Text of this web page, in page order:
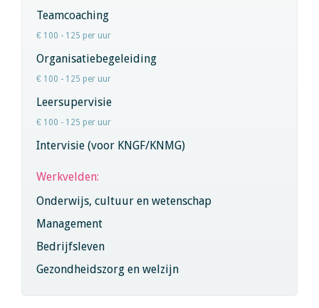
Teamcoaching
€ 100 - 125 per uur
Organisatiebegeleiding
€ 100 - 125 per uur
Leersupervisie
€ 100 - 125 per uur
Intervisie (voor KNGF/KNMG)
Werkvelden:
Onderwijs, cultuur en wetenschap
Management
Bedrijfsleven
Gezondheidszorg en welzijn